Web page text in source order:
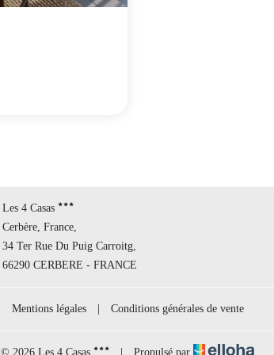
Les 4 Casas
Cerbère, France,
34 Ter Rue Du Puig Carroitg,
66290 CERBERE - FRANCE
Mentions légales | Conditions générales de vente
© 2026 Les 4 Casas | Propulsé par